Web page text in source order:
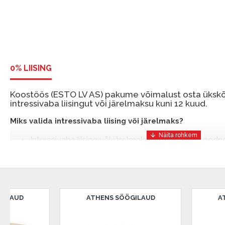
0% LIISING
Koostöös (ESTO LV AS) pakume võimalust osta
intressivaba liisingut või järelmaksu kuni 12 kuud.
Miks valida intressivaba liising või järelmaks?
Intressivaba liising või järelmaks on mugav ja
ESTO-ga saate intressivaba liisingu või järelmaksu
Näide: Toote hind 300 €, periood: 12 kuud, esimene
ATHENS SÖÖGILAUD
BAARITOOL LAUSANNE